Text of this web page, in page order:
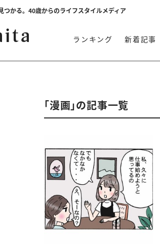
つかる。40歳からのライフスタイルメディア
ランキング 新着記事
「漫画」の記事一覧